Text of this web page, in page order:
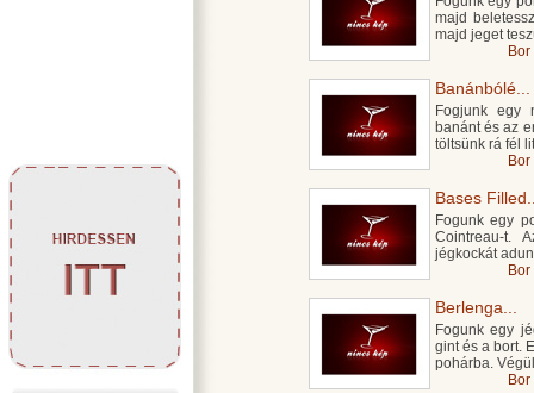
majd
majd jeget
Banánbólé...
Fogjunk egy
banánt és az
töltsünk rá fél
Bases
Fogunk egy
Cointreau-t.
jégkockát
Berlenga...
Fogunk egy
gint és a bort.
pohárba.